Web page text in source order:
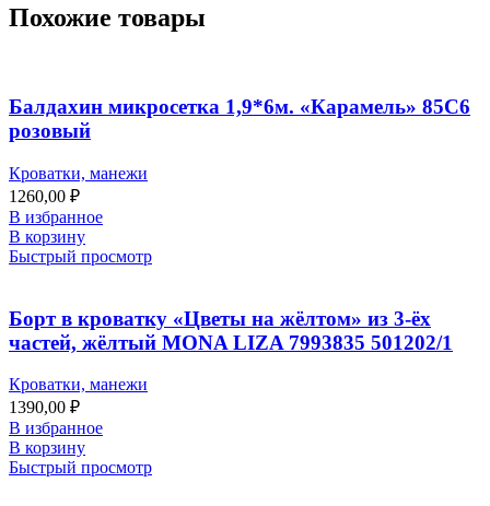
Похожие товары
Балдахин микросетка 1,9*6м. «Карамель» 85С6
розовый
Кроватки, манежи
1260,00 ₽
В избранное
В корзину
Быстрый просмотр
Борт в кроватку «Цветы на жёлтом» из 3-ёх
частей, жёлтый MONA LIZA 7993835 501202/1
Кроватки, манежи
1390,00 ₽
В избранное
В корзину
Быстрый просмотр